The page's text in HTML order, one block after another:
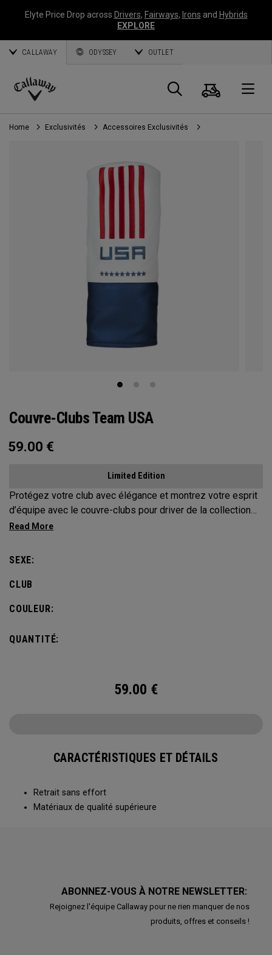
Elyte Price Drop across Drivers, Fairways, Irons and Hybrids
EXPLORE
CALLAWAY ODYSSEY OUTLET
Callaway
Golf
Panier
Home Exclusivités Accessoires Exclusivités
Couvre-Clubs Team USA
59.00 €
Limited Edition
Protégez votre club avec élégance et montrez votre esprit
d’équipe avec le couvre-clubs pour driver de la collection
Team USA.
SEXE:
CLUB
COULEUR:
QUANTITÉ:
59.00 €
CARACTÉRISTIQUES ET DÉTAILS
Retrait sans effort
Matériaux de qualité supérieure
ABONNEZ-VOUS À NOTRE NEWSLETTER:
Rejoignez l'équipe Callaway pour ne rien manquer de nos
produits, offres et conseils !